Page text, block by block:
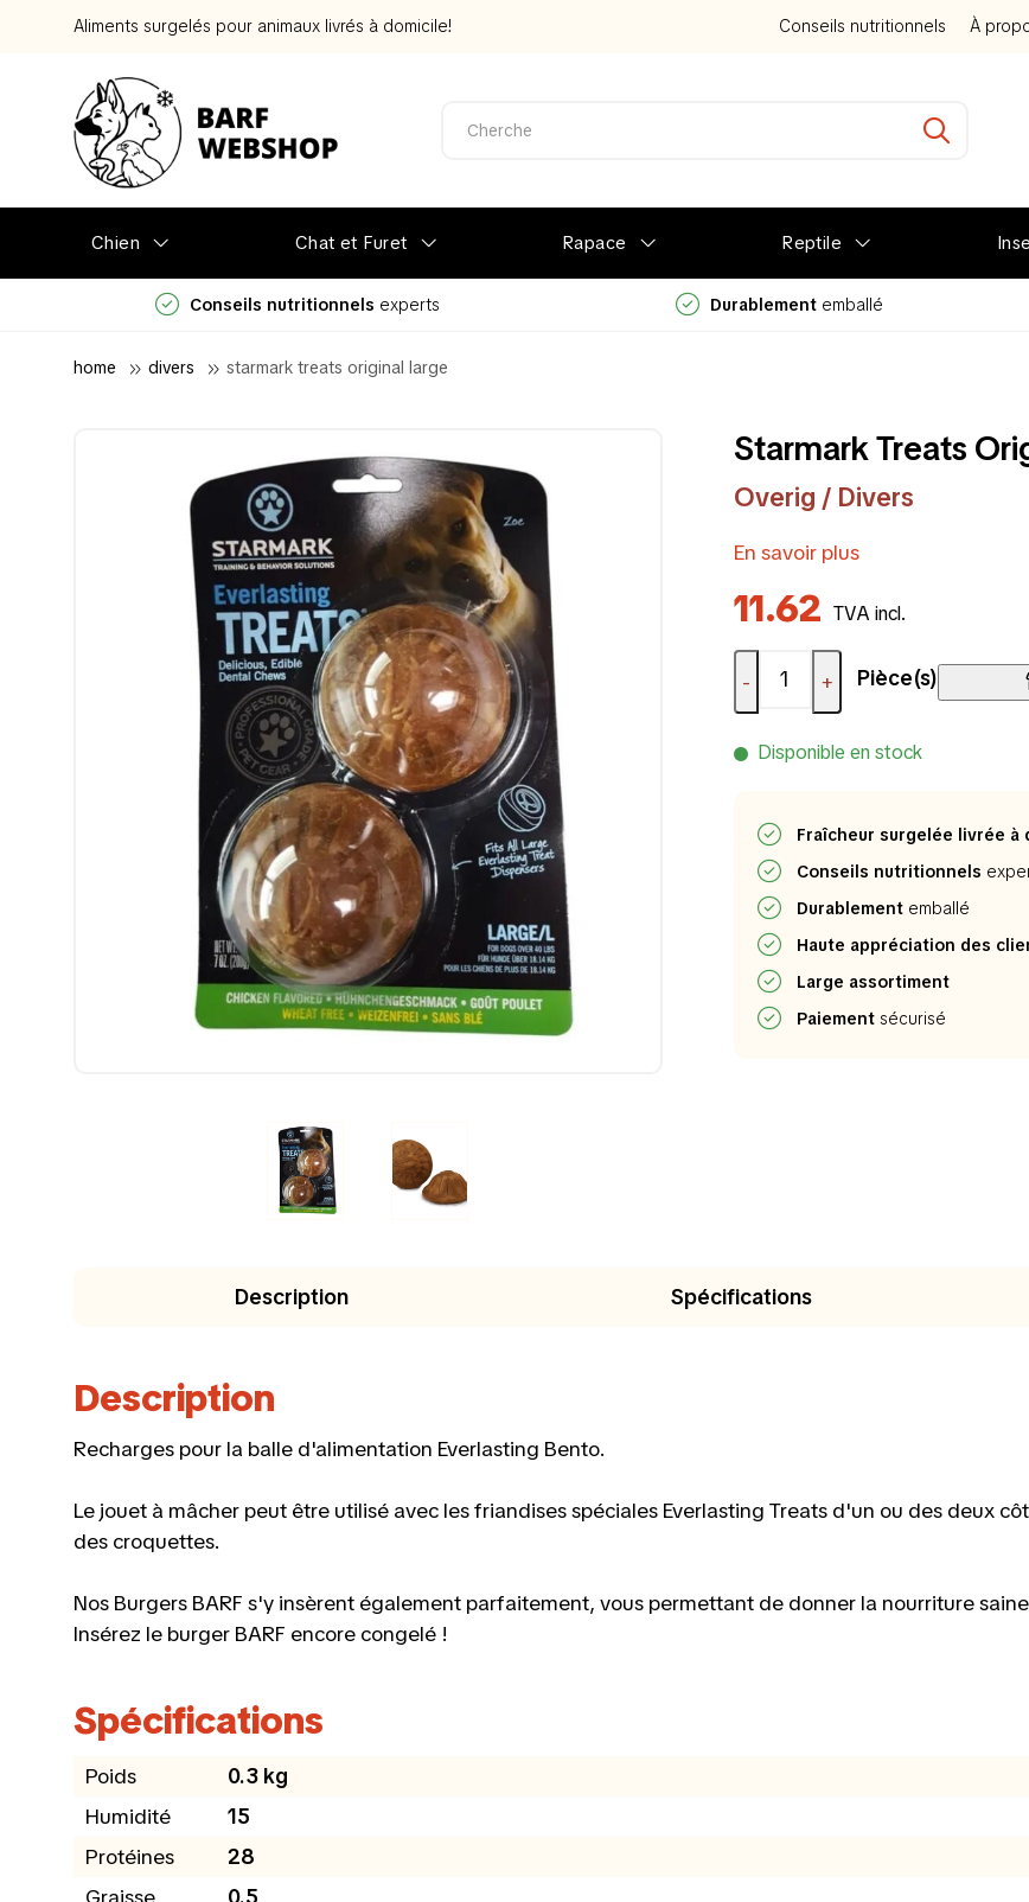
Aliments surgelés pour animaux livrés à domicile! Conseils nutritionnels À
Chien Chat et Furet Rapace Reptile
Conseils nutritionnels experts Durablement emballé
home divers starmark treats original large
Starmark Treats
Overig / Divers
En savoir plus
11.62 TVA incl.
- + Pièce(s)
Disponible en stock
Fraîcheur surgelée livrée à
Conseils nutritionnels
Durablementemballé
Haute appréciation des
Large assortiment
Paiementsécurisé
Description Spécifications
Description
Recharges pour la balle d'alimentation Everlasting Bento.
Le jouet à mâcher peut être utilisé avec les friandises spéciales Everlasting Treats d'un ou des deux
des croquettes.
Nos Burgers BARF s'y insèrent également parfaitement, vous permettant de donner la nourriture
Insérez le burger BARF encore congelé !
Spécifications
Poids
0.3 kg
Humidité
15
Protéines
28